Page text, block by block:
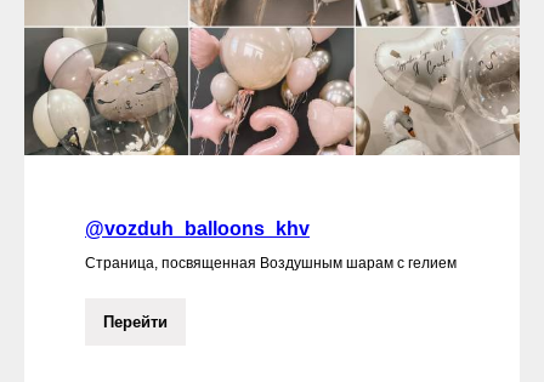
@vozduh_balloons_khv
Страница, посвященная Воздушным шарам с гелием
Перейти